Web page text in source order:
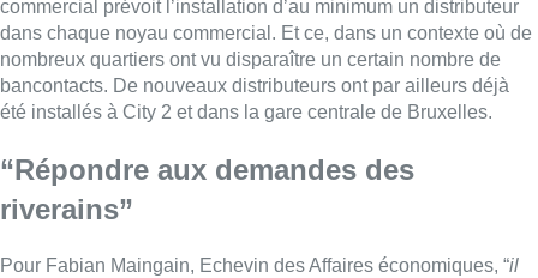
commercial prévoit l’installation d’au minimum un distributeur
dans chaque noyau commercial. Et ce, dans un contexte où de
nombreux quartiers ont vu disparaître un certain nombre de
bancontacts. De nouveaux distributeurs ont par ailleurs déjà
été installés à City 2 et dans la gare centrale de Bruxelles.
“Répondre aux demandes des
riverains”
Pour Fabian Maingain, Echevin des Affaires économiques, “il